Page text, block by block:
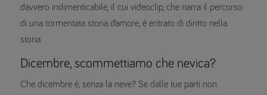
davvero indimenticabile, il cui videoclip, che narra il percorso
di una tormentata storia d’amore, è entrato di diritto nella
storia.
Dicembre, scommettiamo che nevica?
Che dicembre è, senza la neve? Se dalle tue parti non